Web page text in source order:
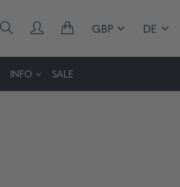
GBP DE
INFO SALE